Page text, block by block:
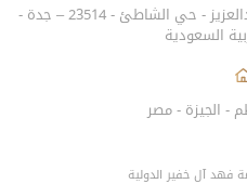
شارع الزاهد البخاري - طريق الملك عبدالعزيز - حي الشاطئ - 23514 – جدة -
السعودية
- الجيزة - مصر
آل خفير الدولية